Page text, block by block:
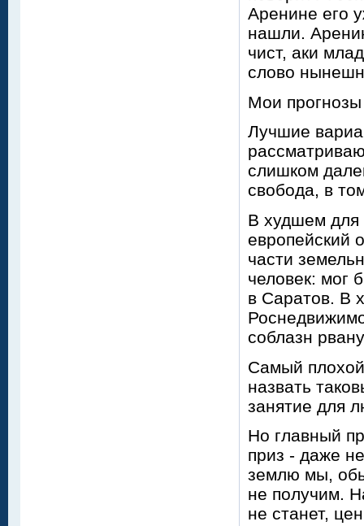
Аренине его
нашли.
чист, аки
слово
Мои
Лучшие
слишком
свобода, в
В худшем для
европейский
части
человек: мог
в Саратов. В
соблазн
Самый
назвать
занятие для
Но главный
приз - даже
землю мы,
не получим.
не станет,